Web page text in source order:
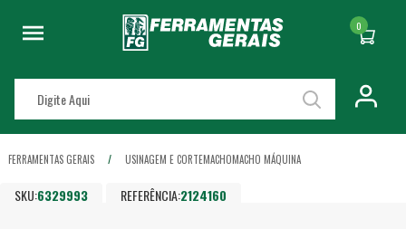
0
FERRAMENTAS GERAIS USINAGEM E CORTEMACHOMACHO MÁQUINA
SKU:6329993 REFERÊNCIA:2124160